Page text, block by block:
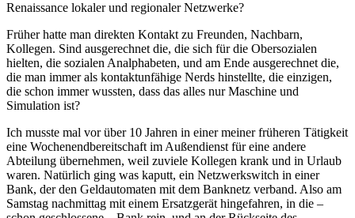
Renaissance lokaler und regionaler Netzwerke?
Früher hatte man direkten Kontakt zu Freunden, Nachbarn,
Kollegen. Sind ausgerechnet die, die sich für die Obersozialen
hielten, die sozialen Analphabeten, und am Ende ausgerechnet die,
die man immer als kontaktunfähige Nerds hinstellte, die einzigen,
die schon immer wussten, dass das alles nur Maschine und
Simulation ist?
Ich musste mal vor über 10 Jahren in einer meiner früheren Tätigkeit
eine Wochenendbereitschaft im Außendienst für eine andere
Abteilung übernehmen, weil zuviele Kollegen krank und in Urlaub
waren. Natürlich ging was kaputt, ein Netzwerkswitch in einer
Bank, der den Geldautomaten mit dem Banknetz verband. Also am
Samstag nachmittag mit einem Ersatzgerät hingefahren, in die –